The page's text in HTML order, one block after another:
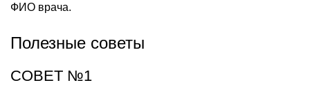
ФИО врача.
Полезные советы
СОВЕТ №1